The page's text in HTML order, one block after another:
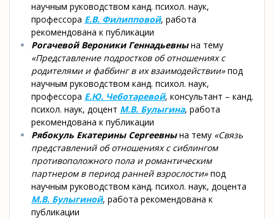
научным руководством канд. психол. наук,
профессора Е.В. Филипповой, работа
рекомендована к публикации
Рогачевой Вероники Геннадьевнына тему
«Представление подростков об отношениях с
родителями и фаббинг в их взаимодействии»под
научным руководством канд. психол. наук,
профессора Е.Ю. Чеботаревой, консультант – канд.
психол. наук, доцент М.В. Булыгина, работа
рекомендована к публикации
Рябокуль Екатерины Сергеевнына тему «Связь
представлений об отношениях с сиблингом
противоположного пола и романтическим
партнером в период ранней взрослости»под
научным руководством канд. психол. наук, доцента
М.В. Булыгиной, работа рекомендована к
публикации